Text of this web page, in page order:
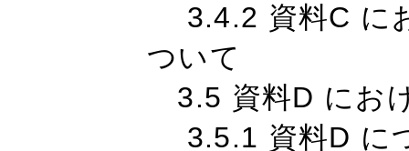
3.4.2 資料C に
ついて
3.5 資料D にお
3.5.1 資料D に